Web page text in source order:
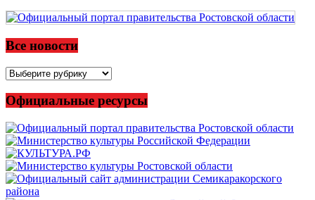
Все новости
Все
Официальные ресурсы